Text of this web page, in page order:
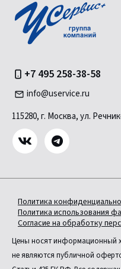
+7 495 258-38-58
info@uservice.ru
115280, г. Москва, ул.
Политика
Политика использования
Согласие на обработку
Цены носят информационный
не являются публичной